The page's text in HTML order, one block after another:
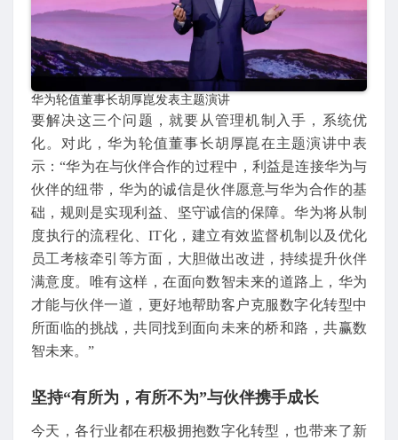
华为轮值董事长胡厚崑发表主题演讲
要解决这三个问题，就要从管理机制入手，系统优
化。对此，华为轮值董事长胡厚崑在主题演讲中表
示：“华为在与伙伴合作的过程中，利益是连接华为与
伙伴的纽带，华为的诚信是伙伴愿意与华为合作的基
础，规则是实现利益、坚守诚信的保障。华为将从制
度执行的流程化、IT化，建立有效监督机制以及优化
员工考核牵引等方面，大胆做出改进，持续提升伙伴
满意度。唯有这样，在面向数智未来的道路上，华为
才能与伙伴一道，更好地帮助客户克服数字化转型中
所面临的挑战，共同找到面向未来的桥和路，共赢数
智未来。”
坚持“有所为，有所不为”与伙伴携手成长
今天，各行业都在积极拥抱数字化转型，也带来了新